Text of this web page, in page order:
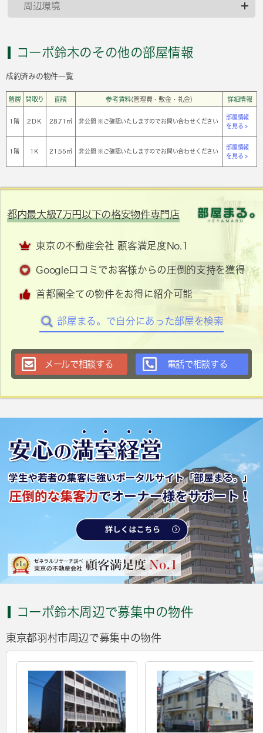
周辺環境
コーポ鈴木のその他の部屋情報
成約済みの物件一覧
階層 間取り 面積 参考賃料(管理費・敷金・礼金) 詳細情報
1階 2ＤＫ 28.71㎡ 非公開 ※ご確認いたしますのでお問い合わせください
部屋情報
を見る >
1階 1Ｋ 21.55㎡ 非公開 ※ご確認いたしますのでお問い合わせください
部屋情報
を見る >
都内最大級7万円以下の格安物件専門店
東京の不動産会社 顧客満足度No.1
Google口コミでお客様からの圧倒的支持を獲得
首都圏全ての物件をお得に紹介可能
部屋まる。で自分にあった部屋を検索
メールで相談する 電話で相談する
コーポ鈴木周辺で募集中の物件
東京都羽村市周辺で募集中の物件